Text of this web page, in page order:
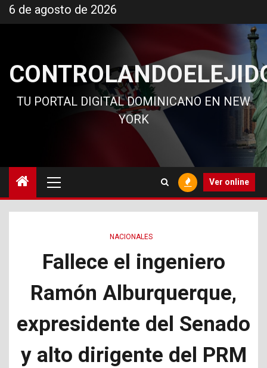
al
6 de agosto de 2026
TU PORTAL DIGITAL DOMINICANO EN NEW
YORK
principal
Ver online
NACIONALES
Fallece el ingeniero
Ramón Alburquerque,
expresidente del Senado
y alto dirigente del PRM